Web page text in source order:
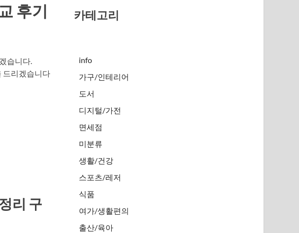
후기
습니다.
드리겠습니다
리 구
카테고리
info
가구/인테리어
도서
디지털/가전
면세점
미분류
생활/건강
스포츠/레저
식품
여가/생활편의
출산/육아